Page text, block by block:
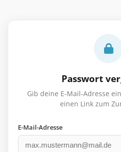
Passwort
Gib deine E-Mail-Adresse
einen Link zum
E-Mail-Adresse